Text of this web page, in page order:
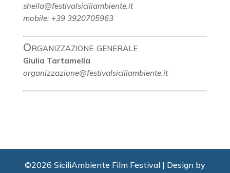
sheila@festivalsiciliambiente.it
mobile: +39 3920705963
Organizzazione generale
Giulia Tartamella
organizzazione@festivalsiciliambiente.it
©2026 SiciliAmbiente Film Festival | Design by